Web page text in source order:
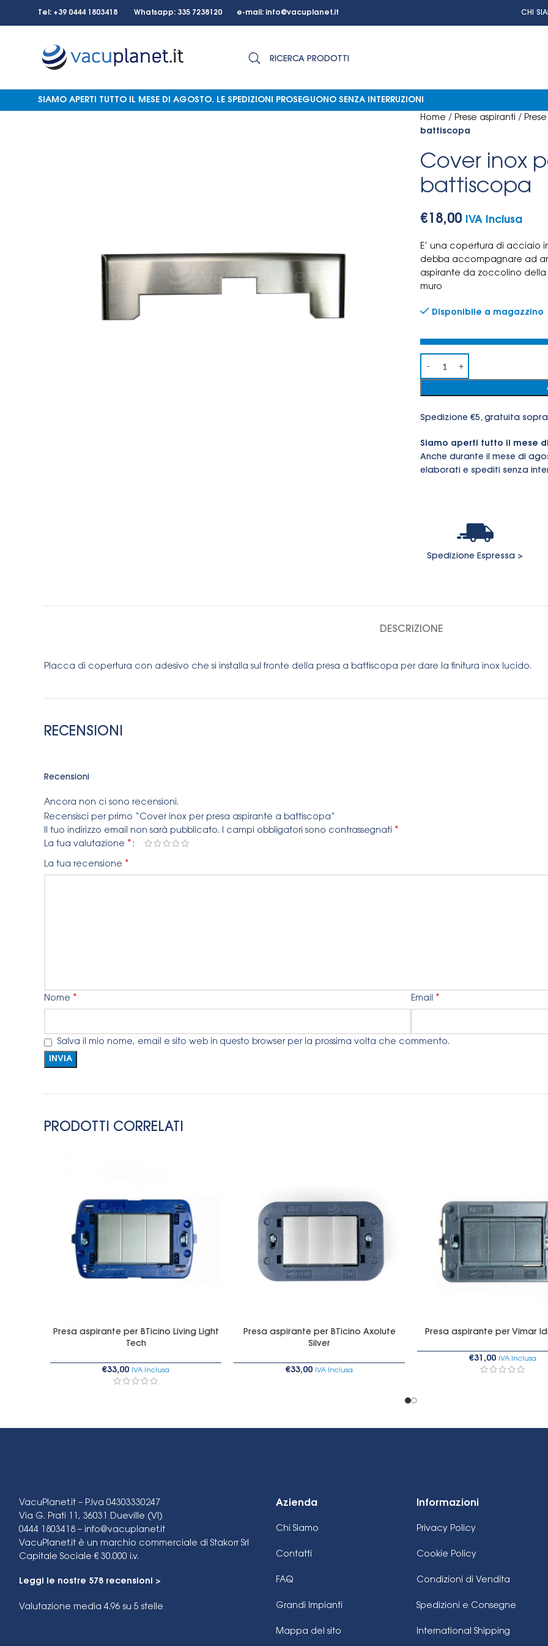
Tel: +39 0444 1803418 Whatsapp: 335 7238120 e-mail: info@vacuplanet.it CHI
RICERCA PRODOTTI
SIAMO APERTI TUTTO IL MESE DI AGOSTO. LE SPEDIZIONI PROSEGUONO SENZA INTERRUZIONI
Home / Prese aspiranti /
battiscopa
Cover inox
battiscopa
€ 18,00 IVA Inclusa
E’ una copertura di acciaio
debba accompagnare ad
aspirante da zoccolino
muro
Disponibile a magazzino
Spedizione €5, gratuita sopra
Siamo aperti tutto il mese
Anche durante il mese di
elaborati e spediti senza
Spedizione Espressa >
DESCRIZIONE
Placca di copertura con adesivo che si installa sul fronte della presa a battiscopa per dare la finitura inox lucido.
RECENSIONI
Recensioni
Ancora non ci sono recensioni.
Recensisci per primo “Cover inox per presa aspirante a battiscopa”
Il tuo indirizzo email non sarà pubblicato. I campi obbligatori sono contrassegnati *
La tua valutazione *
La tua recensione *
Nome * Email *
Salva il mio nome, email e sito web in questo browser per la prossima volta che commento.
PRODOTTI CORRELATI
Presa aspirante per BTicino Living Light
Tech
€33,00 IVA Inclusa
Presa aspirante per BTicino Axolute
Silver
€33,00 IVA Inclusa
Presa aspirante per Vimar
€31,00 IVA Inclusa
VacuPlanet.it – P.Iva 04303330247
Via G. Prati 11, 36031 Dueville (VI)
0444 1803418 – info@vacuplanet.it
VacuPlanet.it è un marchio commerciale di Stakorr Srl
Capitale Sociale € 30.000 i.v.
Leggi le nostre 578 recensioni >
Valutazione media 4.96 su 5 stelle
Azienda
Chi Siamo
Contatti
FAQ
Grandi Impianti
Mappa del sito
Informazioni
Privacy Policy
Cookie Policy
Condizioni di Vendita
Spedizioni e Consegne
International Shipping